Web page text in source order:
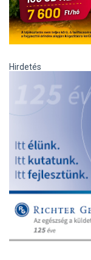
Hirdetés